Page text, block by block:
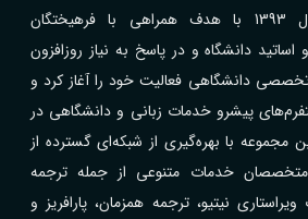
شبکه مترجمین در سال 1393 با هدف همراهی با فرهیختگان
دانشگاه و در پاسخ به نیاز روزافزون
دانشگاهی فعالیت خود را آغاز کرد و
پیشرو خدمات زبانی و دانشگاهی در
مجموعه با بهره‌گیری از شبکه‌ای گسترده از
متخصصان خدمات متنوعی از جمله ترجمه
نیتیو، ترجمه همزمان، پارافریز و